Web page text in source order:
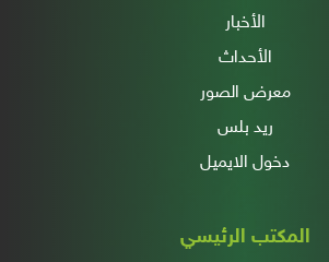
الأخبار
الأحداث
معرض الصور
ريد بلس
دخول الايميل
المكتب الرئيسي